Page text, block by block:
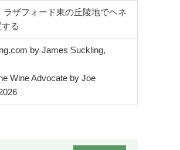
ラザフォード東の丘陵地でヘネ
る
by James Suckling,
Wine Advocate by Joe